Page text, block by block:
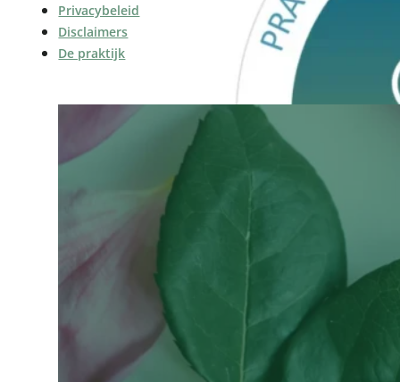
Privacybeleid
Disclaimers
De praktijk